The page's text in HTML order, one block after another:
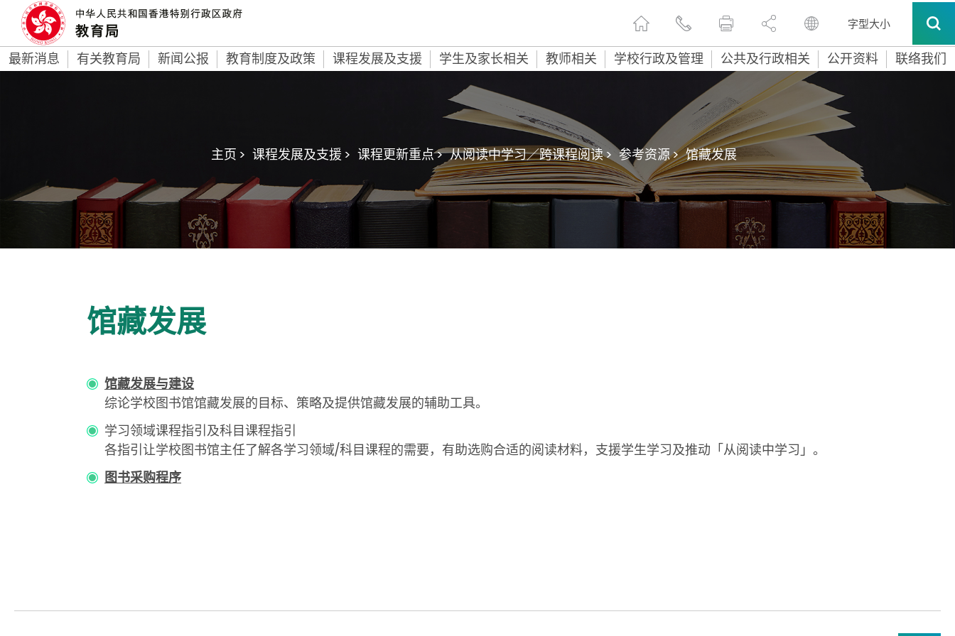
字型大小
最新消息 有关教育局 新闻公报 教育制度及政策 课程发展及支援 学生及家长相关 教师相关 学校行政及管理 公共及行政相关 公开资料 联络我们
主页 > 课程发展及支援 > 课程更新重点 > 从阅读中学习／跨课程阅读 > 参考资源 > 馆藏发展
馆藏发展
馆藏发展与建设
综论学校图书馆馆藏发展的目标、策略及提供馆藏发展的辅助工具。
学习领域课程指引及科目课程指引
各指引让学校图书馆主任了解各学习领域/科目课程的需要，有助选购合适的阅读材料，支援学生学习及推动「从阅读中学习」。
图书采购程序